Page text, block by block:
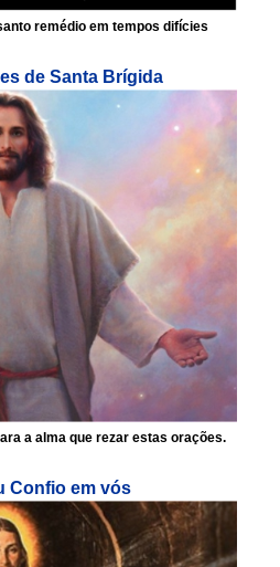
remédio em tempos difícies
de Santa Brígida
a alma que rezar estas orações.
Confio em vós